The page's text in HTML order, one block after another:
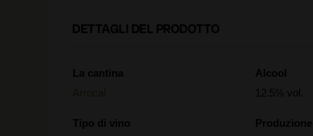
DETTAGLI DEL PRODOTTO
La cantina
Tipo di vino
Alcool
12.5% vol.
Produzione